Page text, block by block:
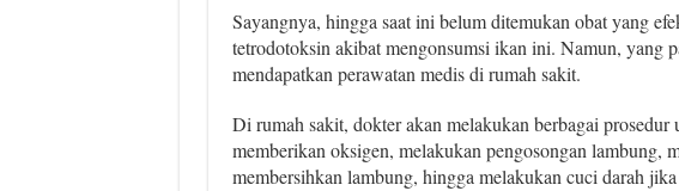
Sayangnya, hingga saat ini belum ditemukan obat yang
tetrodotoksin akibat mengonsumsi ikan ini. Namun, yang
mendapatkan perawatan medis di rumah sakit.
Di rumah sakit, dokter akan melakukan berbagai
memberikan oksigen, melakukan pengosongan lambung,
membersihkan lambung, hingga melakukan cuci darah